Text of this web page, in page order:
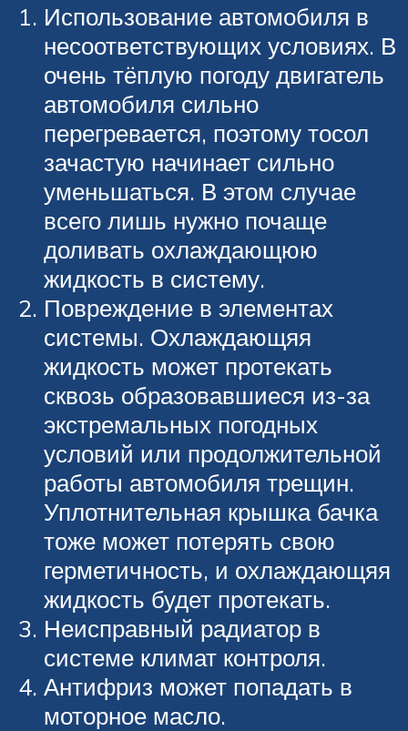
Использование автомобиля в
несоответствующих условиях. В
очень тёплую погоду двигатель
автомобиля сильно
перегревается, поэтому тосол
зачастую начинает сильно
уменьшаться. В этом случае
всего лишь нужно почаще
доливать охлаждающюю
жидкость в систему.
Повреждение в элементах
системы. Охлаждающяя
жидкость может протекать
сквозь образовавшиеся из-за
экстремальных погодных
условий или продолжительной
работы автомобиля трещин.
Уплотнительная крышка бачка
тоже может потерять свою
герметичность, и охлаждающяя
жидкость будет протекать.
Неисправный радиатор в
системе климат контроля.
Антифриз может попадать в
моторное масло.